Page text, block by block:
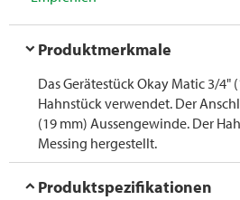
Produktmerkmale
Das Gerätestück Okay Matic 3/4"
Hahnstück verwendet. Der
(19 mm) Aussengewinde. Der
Messing hergestellt.
Produktspezifikationen